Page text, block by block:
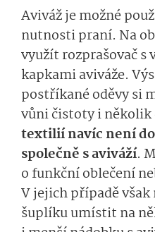
Aviváž je možné
nutnosti praní. Na
využít rozprašovač s
kapkami aviváže.
postříkané oděvy si
vůni čistoty i několik
textilií navíc není
společně s aviváží.
o funkční oblečení
V jejich případě
šuplíku umístit na